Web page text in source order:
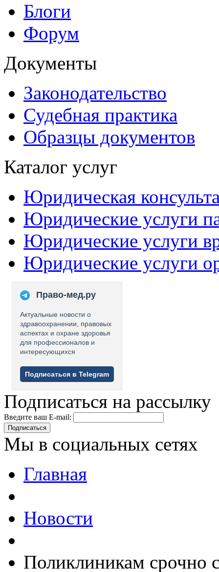
Блоги
Форум
Документы
Законодательство
Судебная практика
Образцы документов
Каталог услуг
Юридическая
Юридические услуги
Юридические услуги
Юридические услуги
Право-мед.ру
Актуальные новости о
здравоохранении, правовых
аспектах и охране здоровья
для профессионалов и
интересующихся
Подписаться в Telegram
Подписаться на рассылку
Введите ваш E-mail:
Подписаться
Мы в социальных сетях
Главная
Новости
Поликлиникам срочно